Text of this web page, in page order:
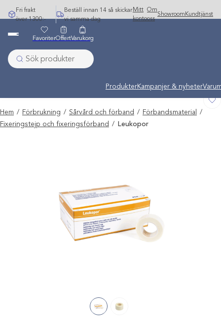
Hoppa
till
Fri frakt
över 1300:-
Beställ innan 14 så skickar
vi samma dag
Mitt
konto
Om
oss
Showroom Kundtjänst
Undermeny stängd: Varumärken
ProdukterKampanjer & nyheter
FavoriterOffertVarukorg
Hem / Förbrukning / Sårvård och förband / Förbandsmaterial /
Fixeringstejp och fixeringsförband / Leukopor